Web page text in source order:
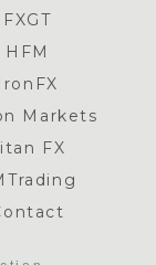
FXGT
HFM
IronFX
Markets
FX